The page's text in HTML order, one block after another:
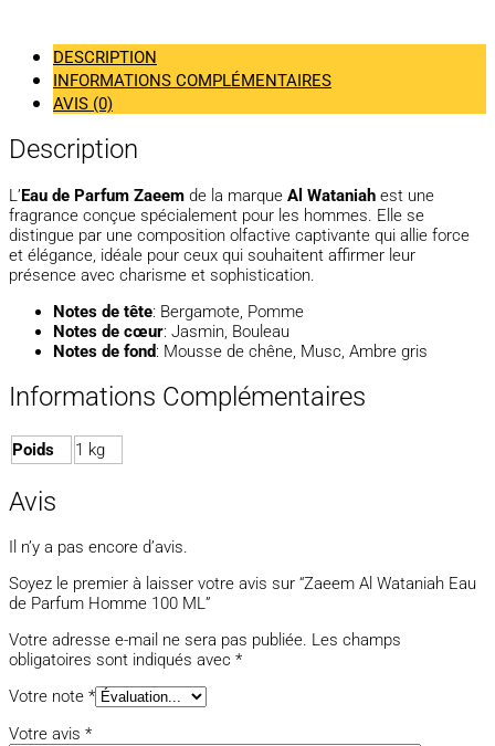
DESCRIPTION
INFORMATIONS COMPLÉMENTAIRES
AVIS (0)
Description
L’Eau de Parfum Zaeem de la marque Al Wataniah est une
fragrance conçue spécialement pour les hommes. Elle se
distingue par une composition olfactive captivante qui allie force
et élégance, idéale pour ceux qui souhaitent affirmer leur
présence avec charisme et sophistication.
Notes de tête: Bergamote, Pomme
Notes de cœur: Jasmin, Bouleau
Notes de fond: Mousse de chêne, Musc, Ambre gris
Informations Complémentaires
Poids 1 kg
Avis
Il n’y a pas encore d’avis.
Soyez le premier à laisser votre avis sur “Zaeem Al Wataniah Eau
de Parfum Homme 100 ML”
Votre adresse e-mail ne sera pas publiée. Les champs
obligatoires sont indiqués avec *
Votre note *
Votre avis *